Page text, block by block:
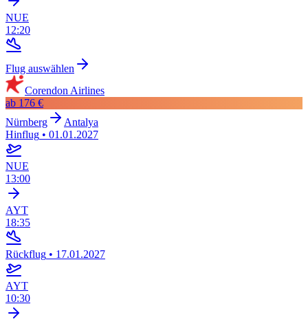
NUE
12:20
Flug auswählen
Corendon Airlines
ab 176 €
Nürnberg
Antalya
Hinflug • 01.01.2027
NUE
13:00
AYT
18:35
Rückflug • 17.01.2027
AYT
10:30